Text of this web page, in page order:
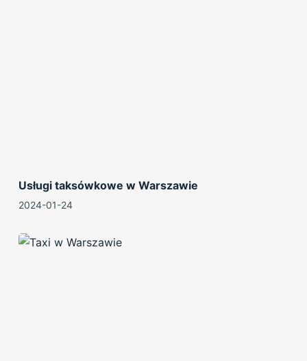
Usługi taksówkowe w Warszawie
2024-01-24